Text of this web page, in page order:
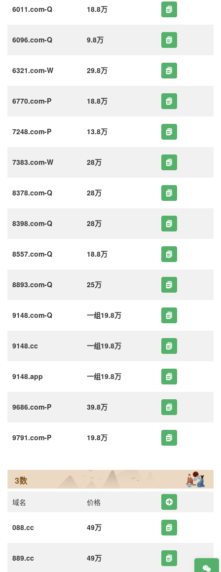
6011.com-Q 18.8万
6096.com-Q 9.8万
6321.com-W 29.8万
6770.com-P 18.8万
7248.com-P 13.8万
7383.com-W 28万
8378.com-Q 28万
8398.com-Q 28万
8557.com-Q 18.8万
8893.com-Q 25万
9148.com-Q 一组19.8万
9148.cc 一组19.8万
9148.app 一组19.8万
9686.com-P 39.8万
9791.com-P 19.8万
3数
域名 价格
088.cc 49万
889.cc 49万